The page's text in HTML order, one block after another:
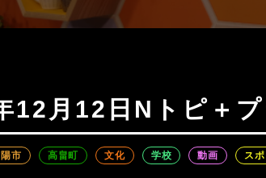
12月12日Nトピ＋
市 高畠町 文化 学校 動画 ス